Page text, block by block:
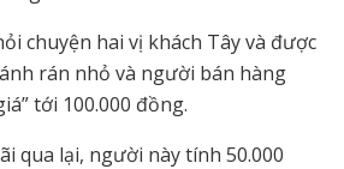
chuyện hai vị khách Tây và được
rán nhỏ và người bán hàng
tới 100.000 đồng.
qua lại, người này tính 50.000